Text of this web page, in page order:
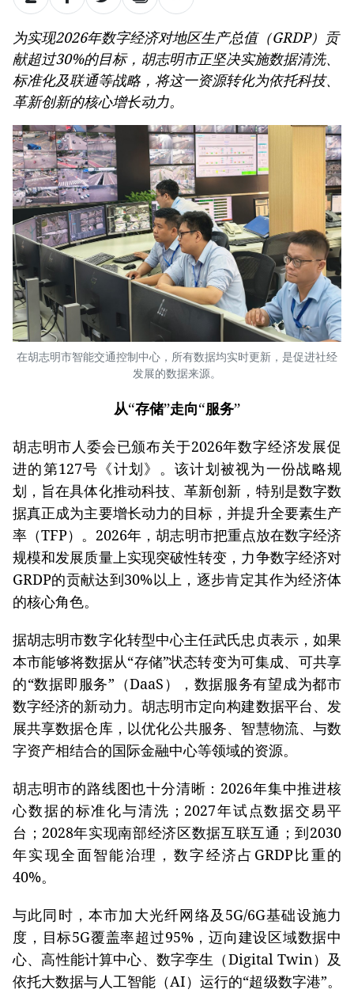
为实现2026年数字经济对地区生产总值（GRDP）贡
献超过30%的目标，胡志明市正坚决实施数据清洗、
标准化及联通等战略，将这一资源转化为依托科技、
革新创新的核心增长动力。
在胡志明市智能交通控制中心，所有数据均实时更新，是促进社经
发展的数据来源。
从“存储”走向“服务”
胡志明市人委会已颁布关于2026年数字经济发展促
进的第127号《计划》。该计划被视为一份战略规
划，旨在具体化推动科技、革新创新，特别是数字数
据真正成为主要增长动力的目标，并提升全要素生产
率（TFP）。2026年，胡志明市把重点放在数字经济
规模和发展质量上实现突破性转变，力争数字经济对
GRDP的贡献达到30%以上，逐步肯定其作为经济体
的核心角色。
据胡志明市数字化转型中心主任武氏忠贞表示，如果
本市能够将数据从“存储”状态转变为可集成、可共享
的“数据即服务”（DaaS），数据服务有望成为都市
数字经济的新动力。胡志明市定向构建数据平台、发
展共享数据仓库，以优化公共服务、智慧物流、与数
字资产相结合的国际金融中心等领域的资源。
胡志明市的路线图也十分清晰：2026年集中推进核
心数据的标准化与清洗；2027年试点数据交易平
台；2028年实现南部经济区数据互联互通；到2030
年实现全面智能治理，数字经济占GRDP比重的
40%。
与此同时，本市加大光纤网络及5G/6G基础设施力
度，目标5G覆盖率超过95%，迈向建设区域数据中
心、高性能计算中心、数字孪生（Digital Twin）及
依托大数据与人工智能（AI）运行的“超级数字港”。